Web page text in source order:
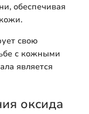
обеспечивая
свою
с кожными
является
оксида